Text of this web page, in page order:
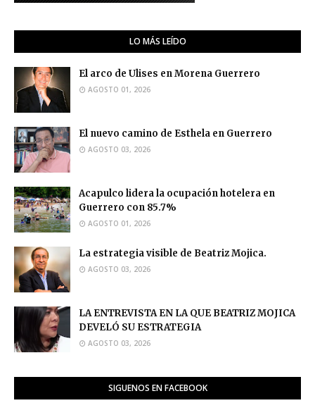
LO MÁS LEÍDO
El arco de Ulises en Morena Guerrero
AGOSTO 01, 2026
El nuevo camino de Esthela en Guerrero
AGOSTO 03, 2026
Acapulco lidera la ocupación hotelera en
Guerrero con 85.7%
AGOSTO 01, 2026
La estrategia visible de Beatriz Mojica.
AGOSTO 03, 2026
LA ENTREVISTA EN LA QUE BEATRIZ MOJICA
DEVELÓ SU ESTRATEGIA
AGOSTO 03, 2026
SIGUENOS EN FACEBOOK